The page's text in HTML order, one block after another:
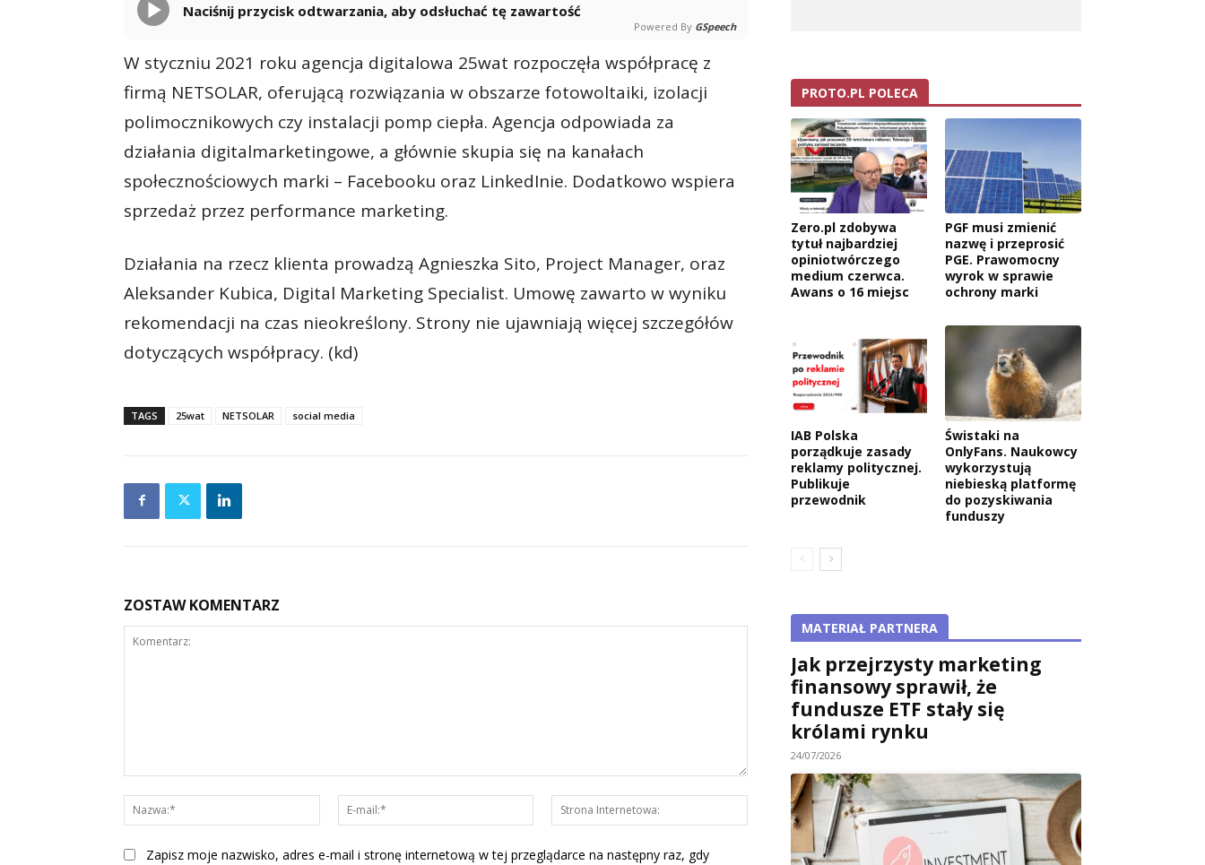
Naciśnij przycisk odtwarzania, aby odsłuchać tę zawartość
Powered By GSpeech
W styczniu 2021 roku agencja digitalowa 25wat rozpoczęła współpracę z
firmą NETSOLAR, oferującą rozwiązania w obszarze fotowoltaiki, izolacji
polimocznikowych czy instalacji pomp ciepła. Agencja odpowiada za
działania digitalmarketingowe, a głównie skupia się na kanałach
społecznościowych marki – Facebooku oraz LinkedInie. Dodatkowo wspiera
sprzedaż przez performance marketing.
Działania na rzecz klienta prowadzą Agnieszka Sito, Project Manager, oraz
Aleksander Kubica, Digital Marketing Specialist. Umowę zawarto w wyniku
rekomendacji na czas nieokreślony. Strony nie ujawniają więcej szczegółów
dotyczących współpracy. (kd)
TAGS 25wat NETSOLAR social media
ZOSTAW KOMENTARZ
Nazwa:*
mail:*
Internetowa:
Zapisz moje nazwisko, adres e-mail i stronę internetową w tej przeglądarce na następny raz, gdy
PROTO.PL POLECA
Zero.pl zdobywa
tytuł najbardziej
opiniotwórczego
medium czerwca.
Awans o 16 miejsc
PGF musi zmienić
nazwę i przeprosić
PGE. Prawomocny
wyrok w sprawie
ochrony marki
IAB Polska
porządkuje zasady
reklamy politycznej.
Publikuje
przewodnik
Świstaki na
OnlyFans. Naukowcy
wykorzystują
niebieską platformę
do pozyskiwania
funduszy
MATERIAŁ PARTNERA
Jak przejrzysty marketing
finansowy sprawił, że
fundusze ETF stały się
królami rynku
24/07/2026